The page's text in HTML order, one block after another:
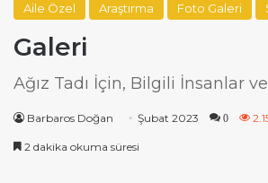
Aile Özel Araştırma Foto Galeri
Galeri
Ağız Tadı İçin, Bilgili İnsanlar
Barbaros Doğan Şubat 2023 0
2 dakika okuma süresi